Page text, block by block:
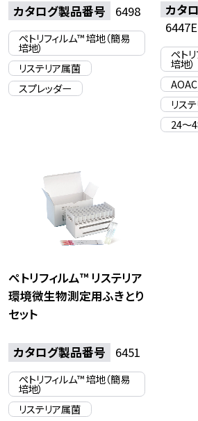
カタログ製品番号 6498
ペトリフィルム™ 培地（簡易
培地）
リステリア属菌
スプレッダー
カタ
ペト
培地）
リス
24〜
ペトリフィルム™ リステリア
環境微生物測定用ふきとり
セット
カタログ製品番号 6451
ペトリフィルム™ 培地（簡易
培地）
リステリア属菌